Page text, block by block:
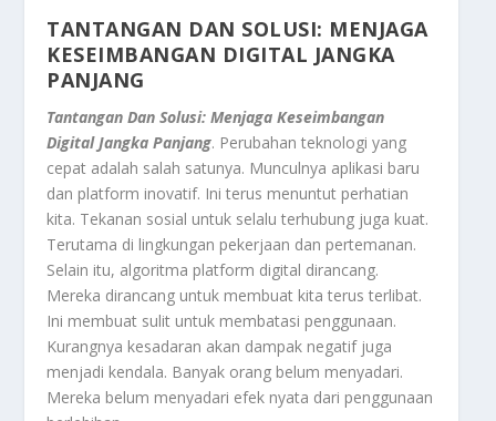
TANTANGAN DAN SOLUSI: MENJAGA
KESEIMBANGAN DIGITAL JANGKA
PANJANG
Tantangan Dan Solusi: Menjaga Keseimbangan
Digital Jangka Panjang. Perubahan teknologi yang
cepat adalah salah satunya. Munculnya aplikasi baru
dan platform inovatif. Ini terus menuntut perhatian
kita. Tekanan sosial untuk selalu terhubung juga kuat.
Terutama di lingkungan pekerjaan dan pertemanan.
Selain itu, algoritma platform digital dirancang.
Mereka dirancang untuk membuat kita terus terlibat.
Ini membuat sulit untuk membatasi penggunaan.
Kurangnya kesadaran akan dampak negatif juga
menjadi kendala. Banyak orang belum menyadari.
Mereka belum menyadari efek nyata dari penggunaan